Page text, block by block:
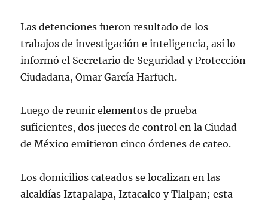
Las detenciones fueron resultado de los
trabajos de investigación e inteligencia, así lo
informó el Secretario de Seguridad y Protección
Ciudadana, Omar García Harfuch.
Luego de reunir elementos de prueba
suficientes, dos jueces de control en la Ciudad
de México emitieron cinco órdenes de cateo.
Los domicilios cateados se localizan en las
alcaldías Iztapalapa, Iztacalco y Tlalpan; esta